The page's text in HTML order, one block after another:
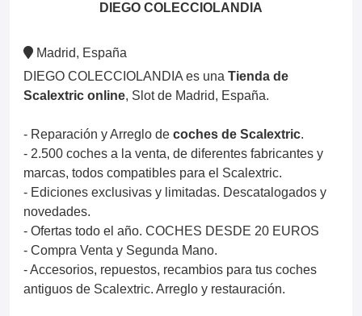
DIEGO COLECCIOLANDIA
Madrid, España
DIEGO COLECCIOLANDIA es una Tienda de
Scalextric online, Slot de Madrid, España.
- Reparación y Arreglo de coches de Scalextric.
- 2.500 coches a la venta, de diferentes fabricantes y
marcas, todos compatibles para el Scalextric.
- Ediciones exclusivas y limitadas. Descatalogados y
novedades.
- Ofertas todo el año. COCHES DESDE 20 EUROS
- Compra Venta y Segunda Mano.
- Accesorios, repuestos, recambios para tus coches
antiguos de Scalextric. Arreglo y restauración.